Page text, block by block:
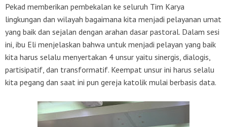
Pekad memberikan pembekalan ke seluruh Tim Karya
lingkungan dan wilayah bagaimana kita menjadi pelayanan umat
yang baik dan sejalan dengan arahan dasar pastoral. Dalam sesi
ini, ibu Eli menjelaskan bahwa untuk menjadi pelayan yang baik
kita harus selalu menyertakan 4 unsur yaitu sinergis, dialogis,
partisipatif, dan transformatif. Keempat unsur ini harus selalu
kita pegang dan saat ini pun gereja katolik mulai berbasis data.